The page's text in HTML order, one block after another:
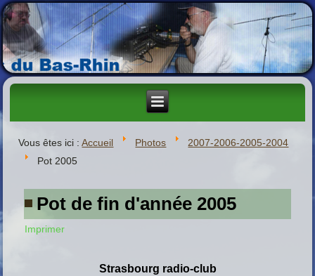
Vous êtes ici :Accueil Photos
2007-2006-2005-2004
Pot 2005
Pot de fin d'année 2005
Imprimer
Strasbourg radio-club